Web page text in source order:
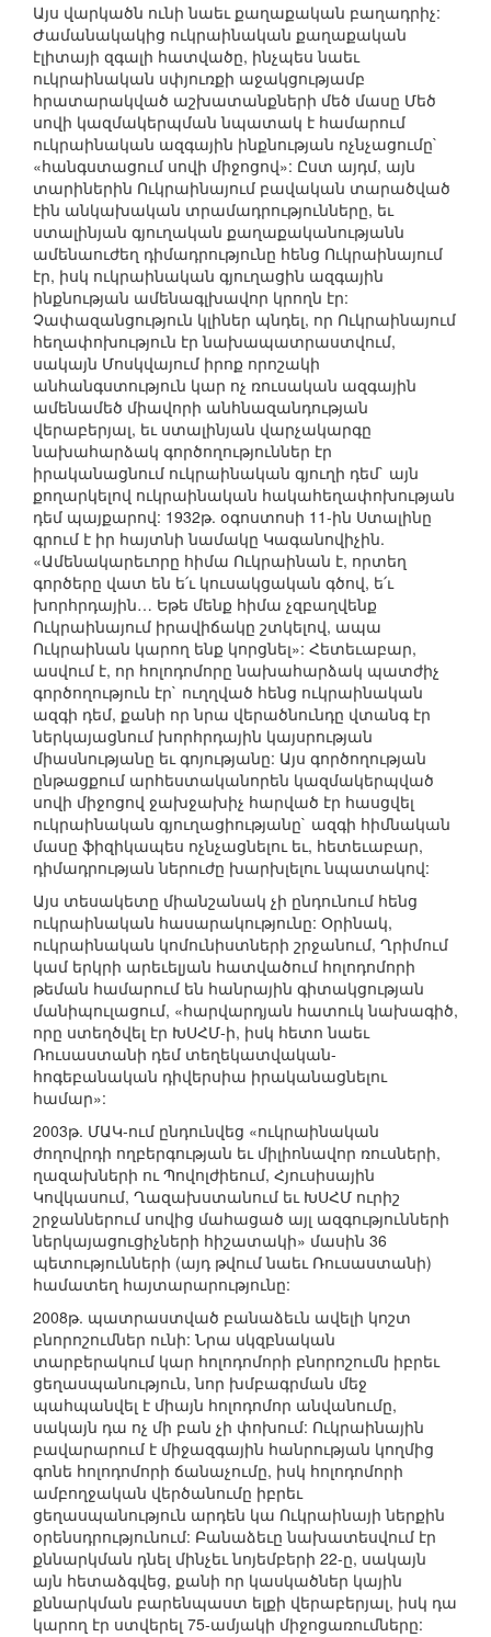
Այս վարկածն ունի նաեւ քաղաքական բաղադրիչ:
Ժամանակակից ուկրաինական քաղաքական
էլիտայի զգալի հատվածը, ինչպես նաեւ
ուկրաինական սփյուռքի աջակցությամբ
հրատարակված աշխատանքների մեծ մասը Մեծ
սովի կազմակերպման նպատակ է համարում
ուկրաինական ազգային ինքնության ոչնչացումը`
«հանգստացում սովի միջոցով»: Ըստ այդմ, այն
տարիներին Ուկրաինայում բավական տարածված
էին անկախական տրամադրությունները, եւ
ստալինյան գյուղական քաղաքականությանն
ամենաուժեղ դիմադրությունը հենց Ուկրաինայում
էր, իսկ ուկրաինական գյուղացին ազգային
ինքնության ամենագլխավոր կրողն էր:
Չափազանցություն կլիներ պնդել, որ Ուկրաինայում
հեղափոխություն էր նախապատրաստվում,
սակայն Մոսկվայում իրոք որոշակի
անհանգստություն կար ոչ ռուսական ազգային
ամենամեծ միավորի անհնազանդության
վերաբերյալ, եւ ստալինյան վարչակարգը
նախահարձակ գործողություններ էր
իրականացնում ուկրաինական գյուղի դեմ` այն
քողարկելով ուկրաինական հակահեղափոխության
դեմ պայքարով: 1932թ. օգոստոսի 11-ին Ստալինը
գրում է իր հայտնի նամակը Կագանովիչին.
«Ամենակարեւորը հիմա Ուկրաինան է, որտեղ
գործերը վատ են ե՛ւ կուսակցական գծով, ե՛ւ
խորհրդային… Եթե մենք հիմա չզբաղվենք
Ուկրաինայում իրավիճակը շտկելով, ապա
Ուկրաինան կարող ենք կորցնել»: Հետեւաբար,
ասվում է, որ հոլոդոմորը նախահարձակ պատժիչ
գործողություն էր` ուղղված հենց ուկրաինական
ազգի դեմ, քանի որ նրա վերածնունդը վտանգ էր
ներկայացնում խորհրդային կայսրության
միասնությանը եւ գոյությանը: Այս գործողության
ընթացքում արհեստականորեն կազմակերպված
սովի միջոցով ջախջախիչ հարված էր հասցվել
ուկրաինական գյուղացիությանը` ազգի հիմնական
մասը ֆիզիկապես ոչնչացնելու եւ, հետեւաբար,
դիմադրության ներուժը խարխլելու նպատակով:
Այս տեսակետը միանշանակ չի ընդունում հենց
ուկրաինական հասարակությունը: Օրինակ,
ուկրաինական կոմունիստների շրջանում, Ղրիմում
կամ երկրի արեւելյան հատվածում հոլոդոմորի
թեման համարում են հանրային գիտակցության
մանիպուլացում, «հարվարդյան հատուկ նախագիծ,
որը ստեղծվել էր ԽՍՀՄ-ի, իսկ հետո նաեւ
Ռուսաստանի դեմ տեղեկատվական-
հոգեբանական դիվերսիա իրականացնելու
համար»:
2003թ. ՄԱԿ-ում ընդունվեց «ուկրաինական
ժողովրդի ողբերգության եւ միլիոնավոր ռուսների,
ղազախների ու Պովոլժիեում, Հյուսիսային
Կովկասում, Ղազախստանում եւ ԽՍՀՄ ուրիշ
շրջաններում սովից մահացած այլ ազգությունների
ներկայացուցիչների հիշատակի» մասին 36
պետությունների (այդ թվում նաեւ Ռուսաստանի)
համատեղ հայտարարությունը:
2008թ. պատրաստված բանաձեւն ավելի կոշտ
բնորոշումներ ունի: Նրա սկզբնական
տարբերակում կար հոլոդոմորի բնորոշումն իբրեւ
ցեղասպանություն, նոր խմբագրման մեջ
պահպանվել է միայն հոլոդոմոր անվանումը,
սակայն դա ոչ մի բան չի փոխում: Ուկրաինային
բավարարում է միջազգային հանրության կողմից
գոնե հոլոդոմորի ճանաչումը, իսկ հոլոդոմորի
ամբողջական վերծանումը իբրեւ
ցեղասպանություն արդեն կա Ուկրաինայի ներքին
օրենսդրությունում: Բանաձեւը նախատեսվում էր
քննարկման դնել մինչեւ նոյեմբերի 22-ը, սակայն
այն հետաձգվեց, քանի որ կասկածներ կային
քննարկման բարենպաստ ելքի վերաբերյալ, իսկ դա
կարող էր ստվերել 75-ամյակի միջոցառումները: